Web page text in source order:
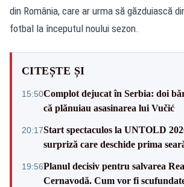
din România, care ar urma să găzduiască
fotbal la începutul noului sezon.
CITEȘTE ȘI
15:50Complot dejucat în Serbia: doi
că plănuiau asasinarea lui Vučić
20:17Start spectaculos la UNTOLD
surpriză care deschide prima
19:56Planul decisiv pentru salvarea
Cernavodă. Cum vor fi